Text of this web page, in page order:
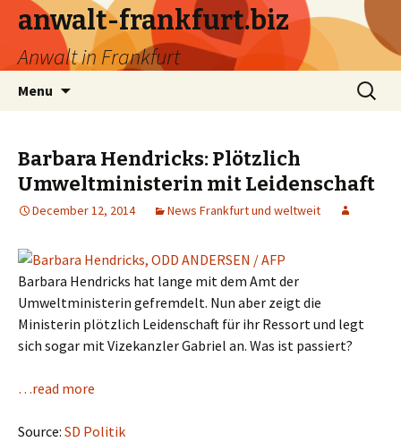
anwalt-frankfurt.biz
Anwalt in Frankfurt
Menu
Search
for:
Barbara Hendricks: Plötzlich
Umweltministerin mit Leidenschaft
December 12, 2014 News Frankfurt und weltweit
Barbara Hendricks hat lange mit dem Amt der
Umweltministerin gefremdelt. Nun aber zeigt die
Ministerin plötzlich Leidenschaft für ihr Ressort und legt
sich sogar mit Vizekanzler Gabriel an. Was ist passiert?
…read more
Source: SD Politik